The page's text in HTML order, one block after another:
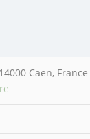
Caen, France